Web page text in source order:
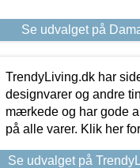
Se udvalget på
TrendyLiving.dk har
designvarer og andre
mærkede og har gode
på alle varer. Klik her
Se udvalget på